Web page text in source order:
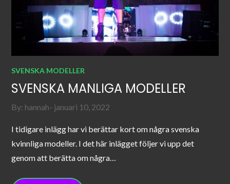
SVENSKA MODELLER
SVENSKA MANLIGA MODELLER
By: hannah Posted
januari 10, 2022
I tidigare inlägg har vi berättar kort om några svenska
kvinnliga modeller. I det här inlägget följer vi upp det
genom att berätta om några…